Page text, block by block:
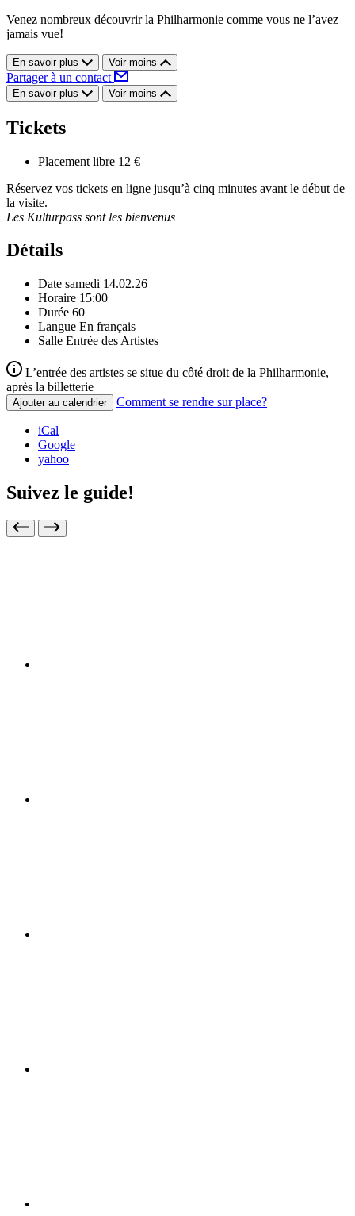
Venez nombreux découvrir la Philharmonie comme vous ne l’avez
jamais vue!
En savoir plus Voir moins
Partager à un contact
En savoir plus Voir moins
Tickets
Placement libre 12 €
Réservez vos tickets en ligne jusqu’à cinq minutes avant le début de
la visite.
Les Kulturpass sont les bienvenus
Détails
Date samedi 14.02.26
Horaire 15:00
Durée 60
Langue En français
Salle Entrée des Artistes
L’entrée des artistes se situe du côté droit de la Philharmonie,
après la billetterie
Ajouter au calendrier Comment se rendre sur place?
iCal
Google
yahoo
Suivez le guide!